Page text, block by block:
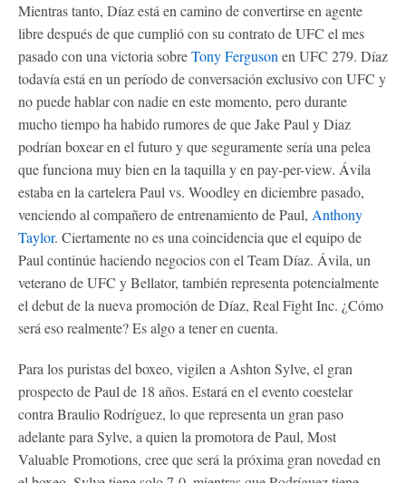
Mientras tanto, Díaz está en camino de convertirse en agente
libre después de que cumplió con su contrato de UFC el mes
pasado con una victoria sobreTony Fergusonen UFC 279. Díaz
todavía está en un período de conversación exclusivo con UFC y
no puede hablar con nadie en este momento, pero durante
mucho tiempo ha habido rumores de que Jake Paul y Diaz
podrían boxear en el futuro y que seguramente sería una pelea
que funciona muy bien en la taquilla y en pay-per-view. Ávila
estaba en la cartelera Paul vs. Woodley en diciembre pasado,
venciendo al compañero de entrenamiento de Paul, Anthony
Taylor. Ciertamente no es una coincidencia que el equipo de
Paul continúe haciendo negocios con el Team Díaz. Ávila, un
veterano de UFC y Bellator, también representa potencialmente
el debut de la nueva promoción de Díaz, Real Fight Inc. ¿Cómo
será eso realmente? Es algo a tener en cuenta.
Para los puristas del boxeo, vigilen a Ashton Sylve, el gran
prospecto de Paul de 18 años. Estará en el evento coestelar
contra Braulio Rodríguez, lo que representa un gran paso
adelante para Sylve, a quien la promotora de Paul, Most
Valuable Promotions, cree que será la próxima gran novedad en